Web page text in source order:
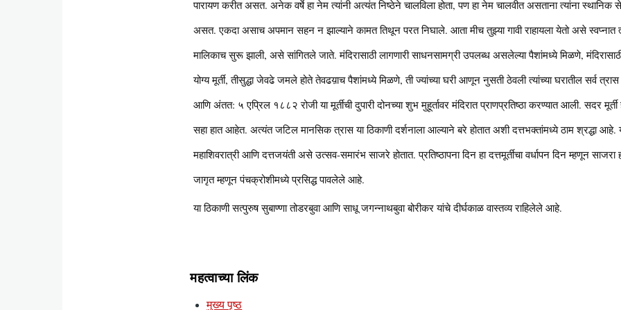
पारायण करीत असत. अनेक वर्षे हा नेम त्यांनी अत्यंत निष्ठेने चालविला होता, पण हा नेम चालवीत असताना त्यांना
असत. एकदा असाच अपमान सहन न झाल्याने कामत तिथून परत निघाले. आता मीच तुझ्या गावी राहायला येतो असे स्वप्नात
मालिकाच सुरू झाली, असे सांगितले जाते. मंदिरासाठी लागणारी साधनसामग्री उपलब्ध असलेल्या पैशांमध्ये मिळणे, मंदिरासाठी
योग्य मूर्ती, तीसुद्धा जेवढे जमले होते तेवढय़ाच पैशांमध्ये मिळणे, ती ज्यांच्या घरी आणून नुसती ठेवली त्यांच्या घरातील सर्व
आणि अंतत: ५ एप्रिल १८८२ रोजी या मूर्तीची दुपारी दोनच्या शुभ मुहूर्तावर मंदिरात प्राणप्रतिष्ठा करण्यात आली. सदर
सहा हात आहेत. अत्यंत जटिल मानसिक त्रास या ठिकाणी दर्शनाला आल्याने बरे होतात अशी दत्तभक्तांमध्ये ठाम श्रद्धा आहे.
महाशिवरात्री आणि दत्तजयंती असे उत्सव-समारंभ साजरे होतात. प्रतिष्ठापना दिन हा दत्तमूर्तीचा वर्धापन दिन म्हणून
जागृत म्हणून पंचक्रोशीमध्ये प्रसिद्ध पावलेले आहे.
या ठिकाणी सत्पुरुष सुबाण्णा तोडरबुवा आणि साधू जगन्नाथबुवा बोरीकर यांचे दीर्घकाळ वास्तव्य राहिलेले आहे.
महत्वाच्या लिंक
मुख्य पृष्ठ